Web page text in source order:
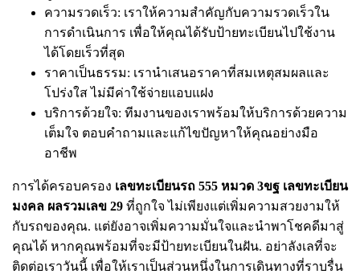
ความรวดเร็ว: เราให้ความสำคัญกับความรวดเร็วใน
การดำเนินการ เพื่อให้คุณได้รับป้ายทะเบียนไปใช้งาน
ได้โดยเร็วที่สุด
ราคาเป็นธรรม: เรานำเสนอราคาที่สมเหตุสมผลและ
โปร่งใส ไม่มีค่าใช้จ่ายแอบแฝง
บริการด้วยใจ: ทีมงานของเราพร้อมให้บริการด้วยความ
เต็มใจ ตอบคำถามและแก้ไขปัญหาให้คุณอย่างมือ
อาชีพ
การได้ครอบครอง เลขทะเบียนรถ 555 หมวด 3ขฐ เลขทะเบียน
มงคล ผลรวมเลข 29 ที่ถูกใจ ไม่เพียงแต่เพิ่มความสวยงามให้
กับรถของคุณ. แต่ยังอาจเพิ่มความมั่นใจและนำพาโชคดีมาสู่
คุณได้ หากคุณพร้อมที่จะมีป้ายทะเบียนในฝัน. อย่าลังเลที่จะ
ติดต่อเราวันนี้ เพื่อให้เราเป็นส่วนหนึ่งในการเดินทางที่ราบรื่น